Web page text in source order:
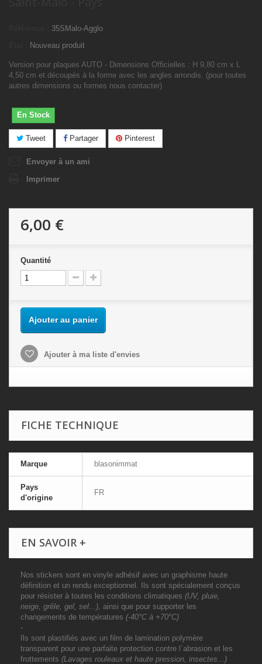
35SMalo-Agglo
Nouveau produit
Version pour plaques AUTO - Dimensions Officielles : H 9,80 cm x L
4,50 cm et découpés à la forme avec les angles arrondis. (pour toutes
autres dimensions ou formes nous contacter)
En Stock
Tweet Partager Pinterest
Envoyer à un ami
Imprimer
6,00 €
Quantité
Ajouter au panier
Ajouter à ma liste d'envies
FICHE TECHNIQUE
Marque blasonimmat
Pays
d'origine
FR
EN SAVOIR +
Nos stickers sont en vinyle adhésif avec un graphisme haute
définition et un rendu exceptionnel. Ils sont spécialement conçus
pour résister à toutes les conditions climatiques (UV, pluie,
neige, grêle, gel, sel...), ainsi que pour supporter les
changements de températures (-40°C à +70°C)
-
Ils sont plastifiés avec un film de lamination polymère
transparent pour une parfaite protection contre l`abrasion et les
frottements (Lavages rouleaux et haute pression, insectes...)